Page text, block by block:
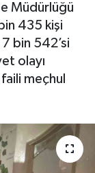
Müdürlüğü
435 kişi
bin 542’si
olayı
meçhul